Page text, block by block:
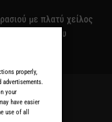
με πλατύ χείλος
μαύρου σύκου
properly,
your
have easier
use of all